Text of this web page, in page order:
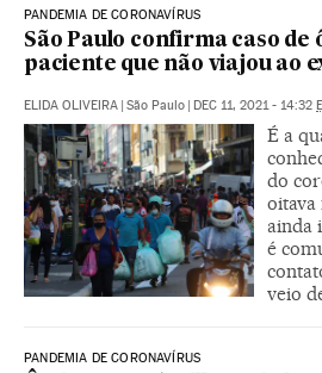
PANDEMIA DE CORONAVÍRUS
São Paulo confirma caso de
paciente que não viajou ao
ELIDA OLIVEIRA São Paulo DEC 11, 2021 - 14:32
É a
do
oitava
ainda
é
veio
PANDEMIA DE CORONAVÍRUS